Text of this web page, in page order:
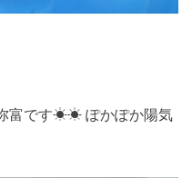
富です☀☀ ぽかぽか陽気